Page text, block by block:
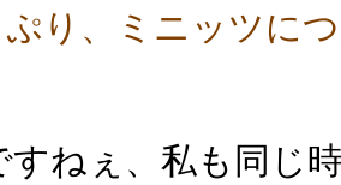
り、ミニッツに
すねぇ、私も同じ